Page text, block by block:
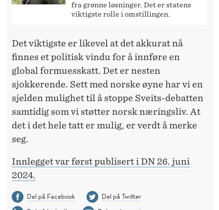
fra grønne løsninger. Det er statens
viktigste rolle i omstillingen.
Det viktigste er likevel at det akkurat nå
finnes et politisk vindu for å innføre en
global formuesskatt. Det er nesten
sjokkerende. Sett med norske øyne har vi en
sjelden mulighet til å stoppe Sveits-debatten
samtidig som vi støtter norsk næringsliv. At
det i det hele tatt er mulig, er verdt å merke
seg.
Innlegget var først publisert i DN 26. juni
2024.
Del på Facebook
Del på Twitter